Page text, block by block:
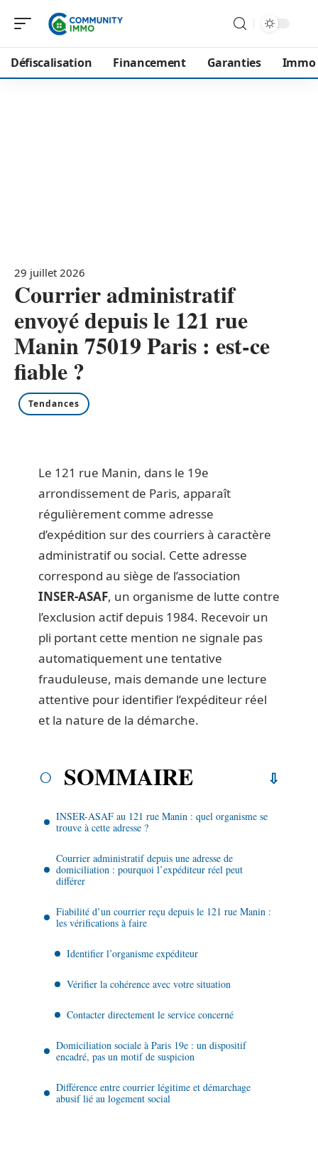
Défiscalisation Financement Garanties Immo
29 juillet 2026
Courrier administratif
envoyé depuis le 121 rue
Manin 75019 Paris : est-ce
fiable ?
Tendances
Le 121 rue Manin, dans le 19e
arrondissement de Paris, apparaît
régulièrement comme adresse
d’expédition sur des courriers à caractère
administratif ou social. Cette adresse
correspond au siège de l’association
INSER-ASAF, un organisme de lutte contre
l’exclusion actif depuis 1984. Recevoir un
pli portant cette mention ne signale pas
automatiquement une tentative
frauduleuse, mais demande une lecture
attentive pour identifier l’expéditeur réel
et la nature de la démarche.
SOMMAIRE
INSER-ASAF au 121 rue Manin : quel organisme se
trouve à cette adresse ?
Courrier administratif depuis une adresse de
domiciliation : pourquoi l’expéditeur réel peut
différer
Fiabilité d’un courrier reçu depuis le 121 rue Manin :
les vérifications à faire
Identifier l’organisme expéditeur
Vérifier la cohérence avec votre situation
Contacter directement le service concerné
Domiciliation sociale à Paris 19e : un dispositif
encadré, pas un motif de suspicion
Différence entre courrier légitime et démarchage
abusif lié au logement social